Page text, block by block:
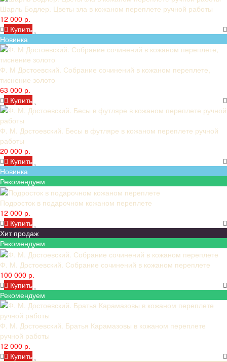
Шарль Бодлер. Цветы зла в кожаном переплете ручной работы
12 000 р.
Купить
Новинка
Ф. М Достоевский. Собрание сочинений в кожаном переплете,
тиснение золото
63 000 р.
Купить
Ф. М. Достоевский. Бесы в футляре в кожаном переплете ручной
работы
20 000 р.
Купить
Новинка
Рекомендуем
Подросток в подарочном кожаном переплете
12 000 р.
Купить
Хит продаж
Рекомендуем
Ф. М. Достоевский. Собрание сочинений в кожаном переплете
100 000 р.
Купить
Рекомендуем
Ф. М. Достоевский. Братья Карамазовы в кожаном переплете
ручной работы
12 000 р.
Купить